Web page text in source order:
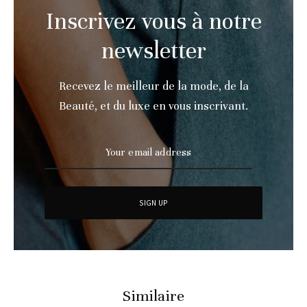
Inscrivez vous à notre
newsletter
Recevez le meilleur de la mode, de la
Beauté, et du luxe en vous inscrivant.
Similaire